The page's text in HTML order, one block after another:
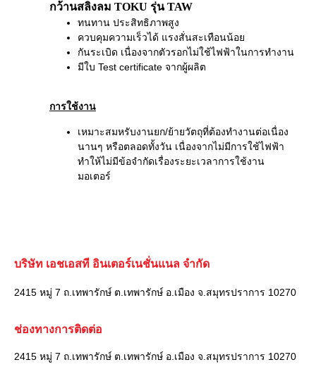
กว้านสลิงลม TOKU รุ่น TAW
ทนทาน ประสิทธิภาพสูง
ควบคุมความเร็วได้ แรงสั่นสะเทือนน้อย
กันระเบิด เนื่องจากตัวรอกไม่ใช้ไฟฟ้าในการทำงาน
มีใบ Test certificate จากผู้ผลิต
การใช้งาน
เหมาะสมหรับงานยก/ย้ายวัตถุที่ต้องทำงานต่อเนื่อง
นานๆ หรือตลอดทั้งวัน เนื่องจากไม่มีการใช้ไฟฟ้า
ทำให้ไม่มีข้อจำกัดเรื่องระยะเวลาการใช้งาน
มอเตอร์
บริษัท เอชเอสที อินเตอร์เนชั่นแนล จำกัด
2415 หมู่ 7 ถ.เทพารักษ์ ต.เทพารักษ์ อ.เมือง จ.สมุทรปราการ 10270
ช่องทางการติดต่อ
2415 หมู่ 7 ถ.เทพารักษ์ ต.เทพารักษ์ อ.เมือง จ.สมุทรปราการ 10270